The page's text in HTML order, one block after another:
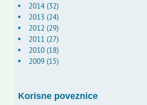
2014 (32)
2013 (24)
2012 (29)
2011 (27)
2010 (18)
2009 (15)
Korisne poveznice